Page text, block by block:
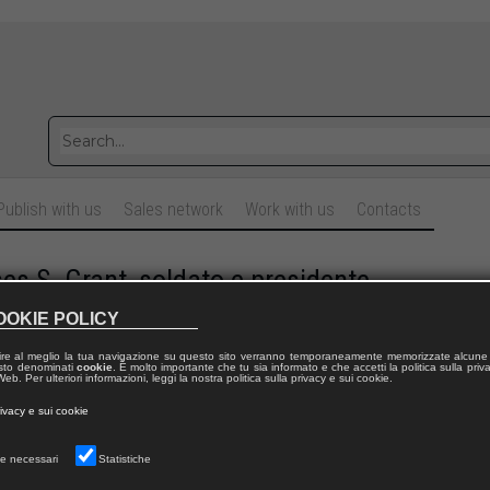
with us Sales network Work with us Contacts
S. Grant, soldato e presidente
IOVINELLI
di stampa|109
POLICY
al meglio la tua navigazione su questo sito verranno temporaneamente memorizzate alcune
denominati cookie. È molto importante che tu sia informato e che accetti la politica sulla
Per ulteriori informazioni, leggi la nostra politica sulla privacy e sui cookie.
e sui cookie
necessari Statistiche